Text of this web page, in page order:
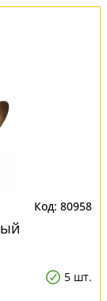
80958
5 шт.